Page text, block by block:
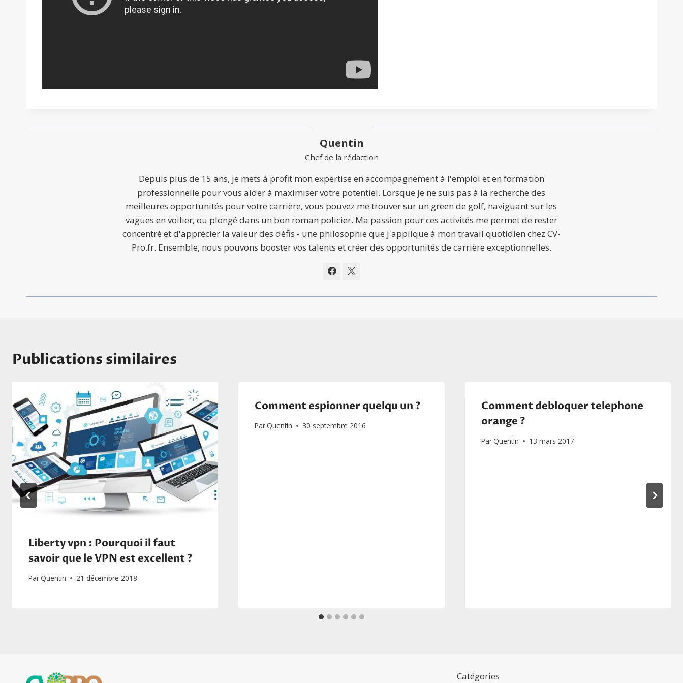
Quentin
Chef de la rédaction
Depuis plus de 15 ans, je mets à profit mon expertise en accompagnement à l'emploi et en formation
professionnelle pour vous aider à maximiser votre potentiel. Lorsque je ne suis pas à la recherche des
meilleures opportunités pour votre carrière, vous pouvez me trouver sur un green de golf, naviguant sur les
vagues en voilier, ou plongé dans un bon roman policier. Ma passion pour ces activités me permet de rester
concentré et d'apprécier la valeur des défis - une philosophie que j'applique à mon travail quotidien chez CV-
Pro.fr. Ensemble, nous pouvons booster vos talents et créer des opportunités de carrière exceptionnelles.
Publications similaires
Liberty vpn : Pourquoi il faut
savoir que le VPN est excellent ?
ParQuentin 21 décembre 2018
Comment espionner quelqu un ?
ParQuentin 30 septembre 2016
Comment debloquer telephone
orange ?
ParQuentin 13 mars 2017
Catégories